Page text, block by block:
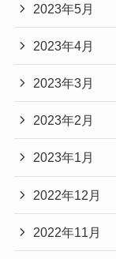
2023年5月
2023年4月
2023年3月
2023年2月
2023年1月
2022年12月
2022年11月